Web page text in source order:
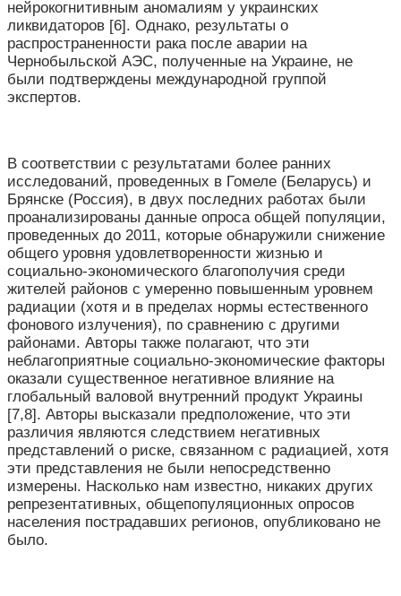
нейрокогнитивным аномалиям у украинских
ликвидаторов [6]. Однако, результаты о
распространенности рака после аварии на
Чернобыльской АЭС, полученные на Украине, не
были подтверждены международной группой
экспертов.
В соответствии с результатами более ранних
исследований, проведенных в Гомеле (Беларусь) и
Брянске (Россия), в двух последних работах были
проанализированы данные опроса общей популяции,
проведенных до 2011, которые обнаружили снижение
общего уровня удовлетворенности жизнью и
социально-экономического благополучия среди
жителей районов с умеренно повышенным уровнем
радиации (хотя и в пределах нормы естественного
фонового излучения), по сравнению с другими
районами. Авторы также полагают, что эти
неблагоприятные социально-экономические факторы
оказали существенное негативное влияние на
глобальный валовой внутренний продукт Украины
[7,8]. Авторы высказали предположение, что эти
различия являются следствием негативных
представлений о риске, связанном с радиацией, хотя
эти представления не были непосредственно
измерены. Насколько нам известно, никаких других
репрезентативных, общепопуляционных опросов
населения пострадавших регионов, опубликовано не
было.